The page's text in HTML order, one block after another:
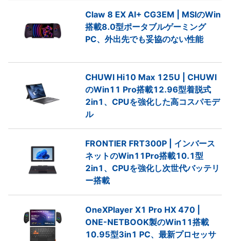
Claw 8 EX AI+ CG3EM | MSIのWin
搭載8.0型ポータブルゲーミング
PC、外出先でも妥協のない性能
CHUWI Hi10 Max 125U | CHUWI
のWin11 Pro搭載12.96型着脱式
2in1、CPUを強化した高コスパモデ
ル
FRONTIER FRT300P | インバース
ネットのWin11Pro搭載10.1型
2in1、CPUを強化し次世代バッテリ
ー搭載
OneXPlayer X1 Pro HX 470 |
ONE-NETBOOK製のWin11搭載
10.95型3in1 PC、最新プロセッサ